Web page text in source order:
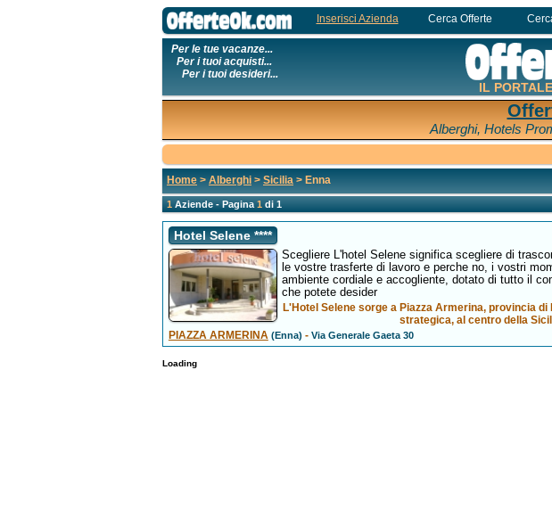
Inserisci Azienda Cerca Offerte
Per le tue vacanze...
Per i tuoi acquisti...
Per i tuoi desideri...
IL
Alberghi, Hotels
Home > Alberghi > Sicilia > Enna
1Aziende - Pagina1di 1
Hotel Selene ****
Scegliere L'hotel Selene significa scegliere di
le vostre trasferte di lavoro e perche no, i vostri
ambiente cordiale e accogliente, dotato di tutto il
che potete desider
L'Hotel Selene sorge a Piazza Armerina, provincia di
strategica, al centro della
PIAZZA ARMERINA (Enna) -Via Generale Gaeta 30
Loading